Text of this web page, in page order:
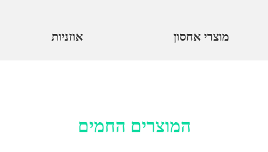
מוצרי אחסון אוזניות
המוצרים החמים